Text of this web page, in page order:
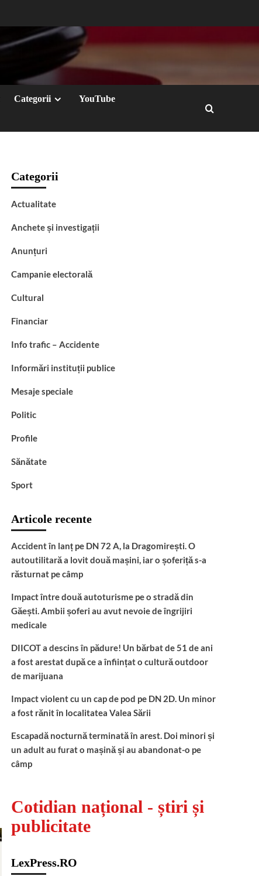
Categorii YouTube
Categorii
Actualitate
Anchete și investigații
Anunțuri
Campanie electorală
Cultural
Financiar
Info trafic – Accidente
Informări instituții publice
Mesaje speciale
Politic
Profile
Sănătate
Sport
Articole recente
Accident în lanț pe DN 72 A, la Dragomirești. O
autoutilitară a lovit două mașini, iar o șoferiță s-a
răsturnat pe câmp
Impact între două autoturisme pe o stradă din
Găești. Ambii șoferi au avut nevoie de îngrijiri
medicale
DIICOT a descins în pădure! Un bărbat de 51 de ani
a fost arestat după ce a înființat o cultură outdoor
de marijuana
Impact violent cu un cap de pod pe DN 2D. Un minor
a fost rănit în localitatea Valea Sării
Escapadă nocturnă terminată în arest. Doi minori și
un adult au furat o mașină și au abandonat-o pe
câmp
Cotidian național - știri și
publicitate
LexPress.RO